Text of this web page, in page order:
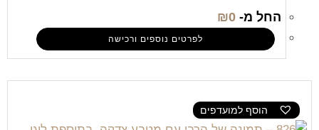
החל מ- ₪0
לפרטים נוספים ורכישה
הוסף למועדפים